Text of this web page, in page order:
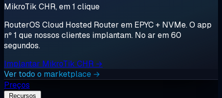
MikroTik CHR, em 1 clique
RouterOS Cloud Hosted Router em EPYC + NVMe. O app
nº 1 que nossos clientes implantam. No ar em 60
segundos.
Implantar MikroTik CHR →
Ver todo o marketplace →
Preços